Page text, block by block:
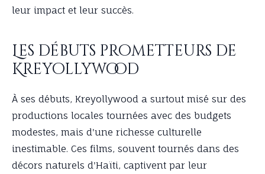
leur impact et leur succès.
Les débuts prometteurs de
Kreyollywood
À ses débuts, Kreyollywood a surtout misé sur des
productions locales tournées avec des budgets
modestes, mais d'une richesse culturelle
inestimable. Ces films, souvent tournés dans des
décors naturels d'Haïti, captivent par leur